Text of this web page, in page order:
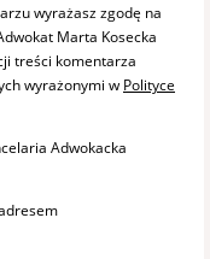
wyrażasz zgodę na
Marta Kosecka
treści komentarza
wyrażonymi w Polityce
Adwokacka